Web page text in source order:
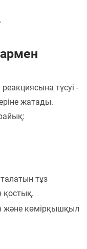
түсуі -
жатады.
тұз
қостық.
және көмірқышқыл